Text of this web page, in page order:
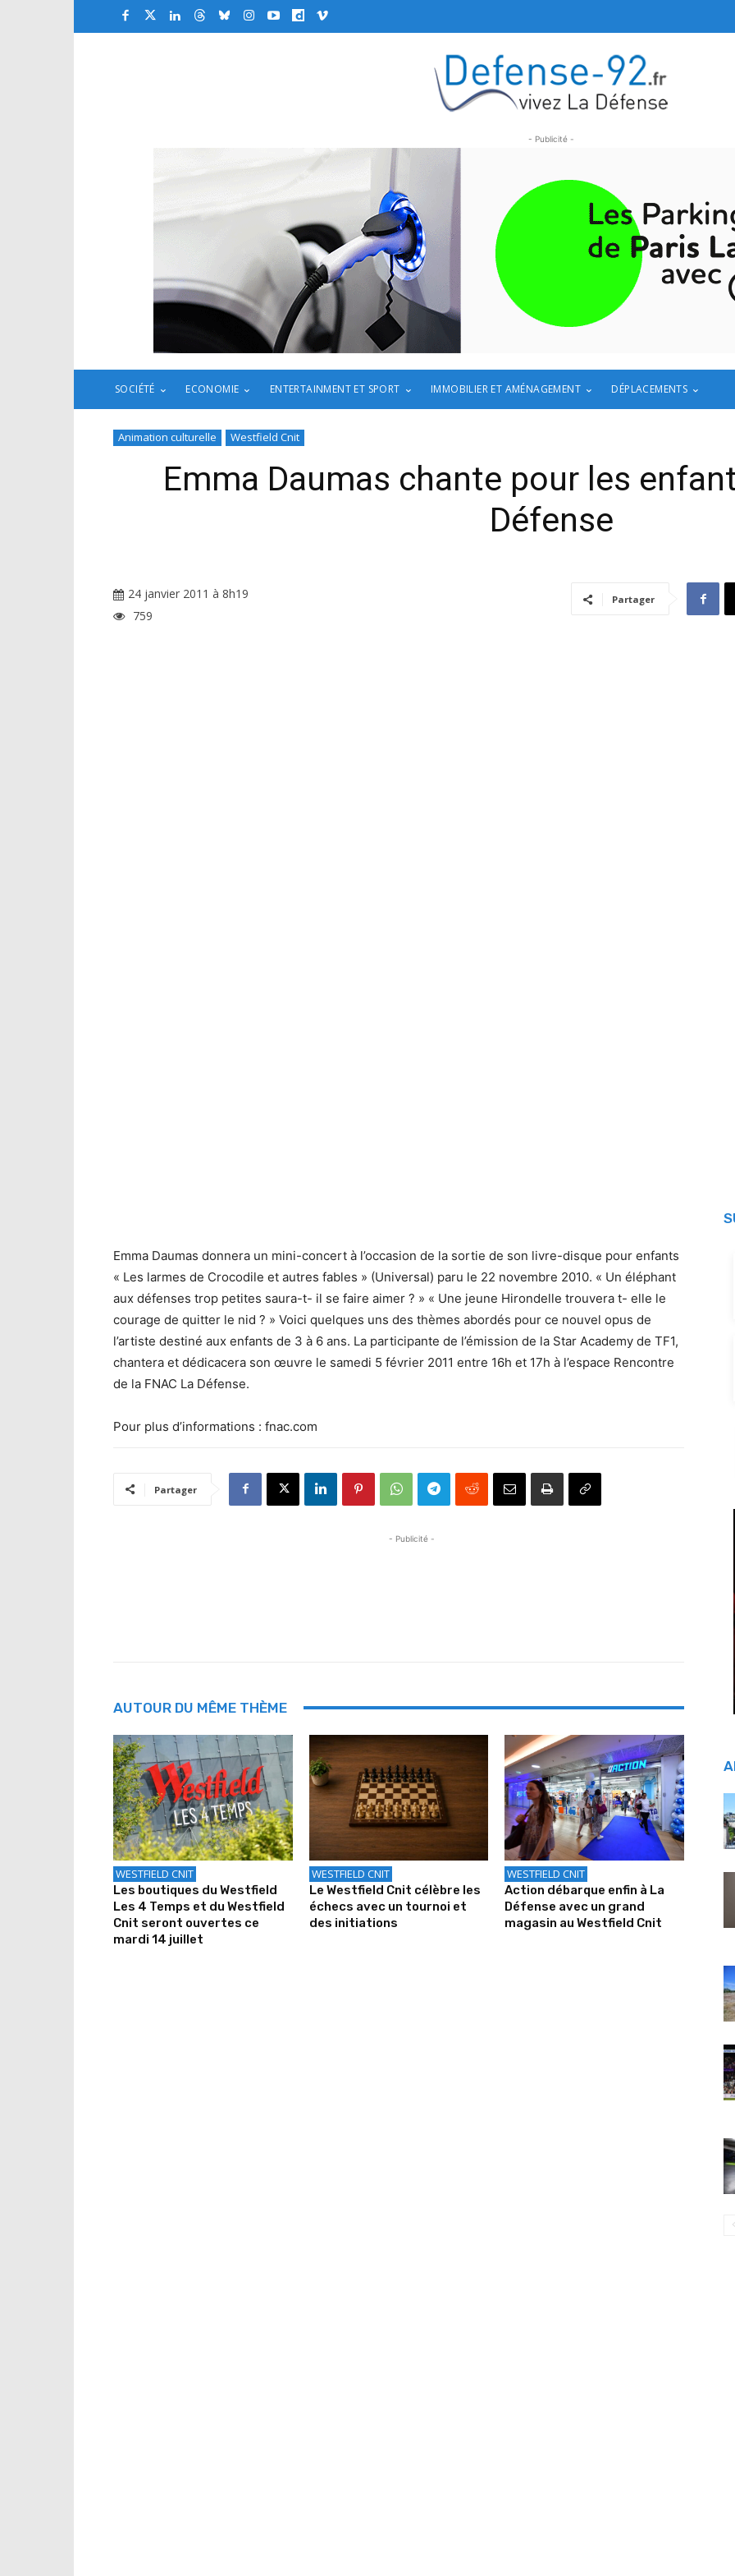
- Publicité -
SOCIÉTÉ ECONOMIE ENTERTAINMENT ET SPORT IMMOBILIER ET AMÉNAGEMENT DÉPLACEMENTS
Animation culturelle Westfield Cnit
Emma Daumas chante pour les
Défense
24 janvier 2011 à 8h19
759
Partager
Emma Daumas donnera un mini-concert à l’occasion de la sortie de son livre-disque pour enfants
« Les larmes de Crocodile et autres fables » (Universal) paru le 22 novembre 2010. « Un éléphant
aux défenses trop petites saura-t- il se faire aimer ? » « Une jeune Hirondelle trouvera t- elle le
courage de quitter le nid ? » Voici quelques uns des thèmes abordés pour ce nouvel opus de
l’artiste destiné aux enfants de 3 à 6 ans. La participante de l’émission de la Star Academy de TF1,
chantera et dédicacera son œuvre le samedi 5 février 2011 entre 16h et 17h à l’espace Rencontre
de la FNAC La Défense.
Pour plus d’informations : fnac.com
Partager
- Publicité -
AUTOUR DU MÊME THÈME
WESTFIELD CNIT
Les boutiques du Westfield
Les 4 Temps et du Westfield
Cnit seront ouvertes ce
mardi 14 juillet
WESTFIELD CNIT
Le Westfield Cnit célèbre les
échecs avec un tournoi et
des initiations
WESTFIELD CNIT
Action débarque enfin à La
Défense avec un grand
magasin au Westfield Cnit